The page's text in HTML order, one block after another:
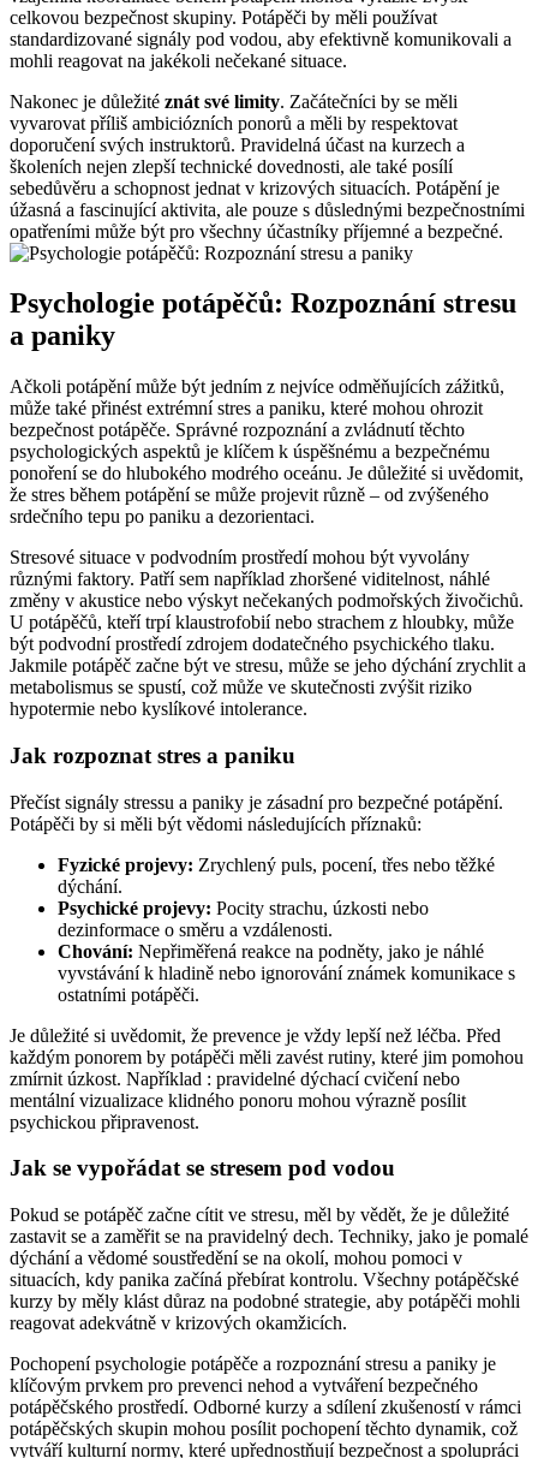
celkovou bezpečnost skupiny. Potápěči by měli používat
standardizované signály pod vodou, aby efektivně komunikovali a
mohli reagovat na jakékoli nečekané situace.
Nakonec je důležité znát své limity. Začátečníci by se měli
vyvarovat příliš ambiciózních ponorů a měli by respektovat
doporučení svých instruktorů. Pravidelná účast na kurzech a
školeních nejen zlepší technické dovednosti, ale také posílí
sebedůvěru a schopnost jednat v krizových situacích. Potápění je
úžasná a fascinující aktivita, ale pouze s důslednými bezpečnostními
opatřeními může být pro všechny účastníky příjemné a bezpečné.
Psychologie potápěčů: Rozpoznání stresu
a paniky
Ačkoli potápění může být jedním z nejvíce odměňujících zážitků,
může také přinést extrémní stres a paniku, které mohou ohrozit
bezpečnost potápěče. Správné rozpoznání a zvládnutí těchto
psychologických aspektů je klíčem k úspěšnému a bezpečnému
ponoření se do hlubokého modrého oceánu. Je důležité si uvědomit,
že stres během potápění se může projevit různě – od zvýšeného
srdečního tepu po paniku a dezorientaci.
Stresové situace v podvodním prostředí mohou být vyvolány
různými faktory. Patří sem například zhoršené viditelnost, náhlé
změny v akustice nebo výskyt nečekaných podmořských živočichů.
U potápěčů, kteří trpí klaustrofobií nebo strachem z hloubky, může
být podvodní prostředí zdrojem dodatečného psychického tlaku.
Jakmile potápěč začne být ve stresu, může se jeho dýchání zrychlit a
metabolismus se spustí, což může ve skutečnosti zvýšit riziko
hypotermie nebo kyslíkové intolerance.
Jak rozpoznat stres a paniku
Přečíst signály stressu a paniky je zásadní pro bezpečné potápění.
Potápěči by si měli být vědomi následujících příznaků:
Fyzické projevy: Zrychlený puls, pocení, třes nebo těžké
dýchání.
Psychické projevy: Pocity strachu, úzkosti nebo
dezinformace o směru a vzdálenosti.
Chování: Nepřiměřená reakce na podněty, jako je náhlé
vyvstávání k hladině nebo ignorování známek komunikace s
ostatními potápěči.
Je důležité si uvědomit, že prevence je vždy lepší než léčba. Před
každým ponorem by potápěči měli zavést rutiny, které jim pomohou
zmírnit úzkost. Například : pravidelné dýchací cvičení nebo
mentální vizualizace klidného ponoru mohou výrazně posílit
psychickou připravenost.
Jak se vypořádat se stresem pod vodou
Pokud se potápěč začne cítit ve stresu, měl by vědět, že je důležité
zastavit se a zaměřit se na pravidelný dech. Techniky, jako je pomalé
dýchání a vědomé soustředění se na okolí, mohou pomoci v
situacích, kdy panika začíná přebírat kontrolu. Všechny potápěčské
kurzy by měly klást důraz na podobné strategie, aby potápěči mohli
reagovat adekvátně v krizových okamžicích.
Pochopení psychologie potápěče a rozpoznání stresu a paniky je
klíčovým prvkem pro prevenci nehod a vytváření bezpečného
potápěčského prostředí. Odborné kurzy a sdílení zkušeností v rámci
potápěčských skupin mohou posílit pochopení těchto dynamik, což
vytváří kulturní normy, které upřednostňují bezpečnost a spolupráci